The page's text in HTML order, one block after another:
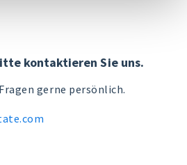
kontaktieren Sie uns.
gerne persönlich.